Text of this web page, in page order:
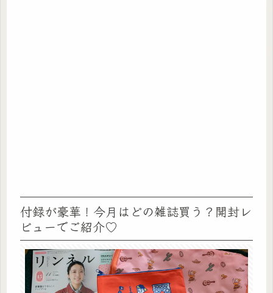
付録が豪華！今月はどの雑誌買う？開封レ
ビューでご紹介♡